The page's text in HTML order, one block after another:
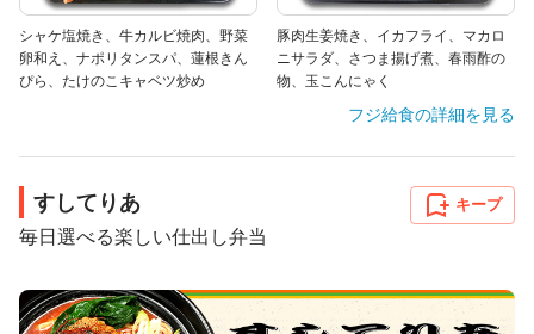
シャケ塩焼き、牛カルビ焼肉、野菜
卵和え、ナポリタンスパ、蓮根きん
ぴら、たけのこキャベツ炒め
豚肉生姜焼き、イカフライ、マカロ
ニサラダ、さつま揚げ煮、春雨酢の
物、玉こんにゃく
フジ給食の詳細を見る
すしてりあ
毎日選べる楽しい仕出し弁当
キープ